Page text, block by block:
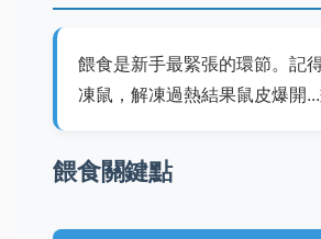
餵食是新手最緊張的環節。記
凍鼠，解凍過熱結果鼠皮爆開...
餵食關鍵點